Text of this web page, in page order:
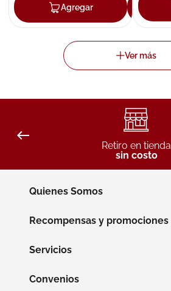
Agregar
Retiro en tienda
sin costo
Quienes Somos
Recompensas y promociones
Servicios
Convenios